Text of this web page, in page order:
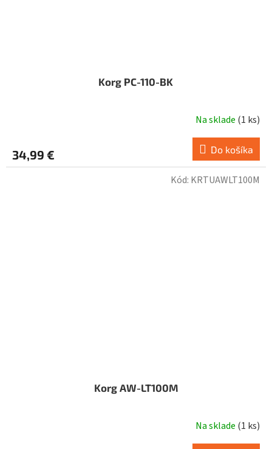
Korg PC-110-BK
Na sklade (1 ks)
34,99 € Do košíka
Korg AW-LT100M
Na sklade (1 ks)
Kód: KRTUAWLT100M